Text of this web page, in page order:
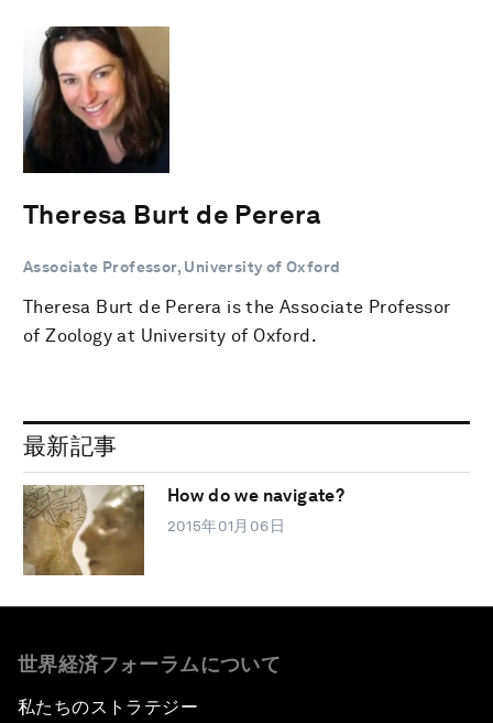
Theresa Burt de Perera
Associate Professor, University of Oxford
Theresa Burt de Perera is the Associate Professor
of Zoology at University of Oxford.
最新記事
How do we navigate?
2015年01月06日
世界経済フォーラムについて
私たちのストラテジー